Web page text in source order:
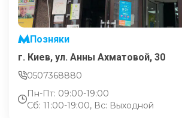
Позняки
г. Киев, ул. Анны Ахматовой, 30
0507368880
Пн-Пт: 09:00-19:00
Сб: 11:00-19:00, Вс: Выходной